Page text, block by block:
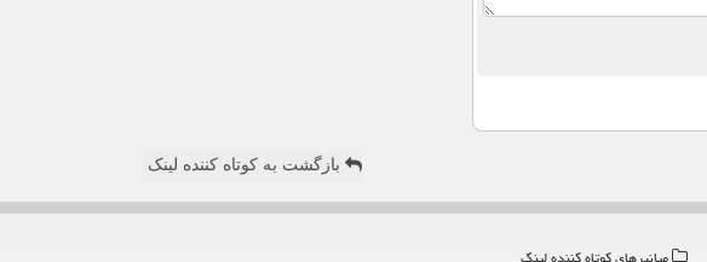
بازگشت به کوتاه کننده لینک